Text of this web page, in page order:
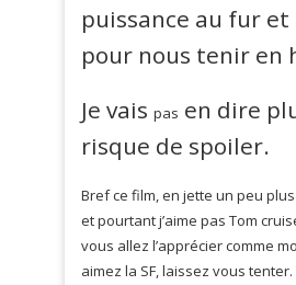
puissance au fur et
pour nous tenir en
Je vais pas en dire
risque de spoiler.
Bref ce film, en jette un peu
et pourtant j’aime pas Tom
vous allez l’apprécier comme
aimez la SF, laissez vous